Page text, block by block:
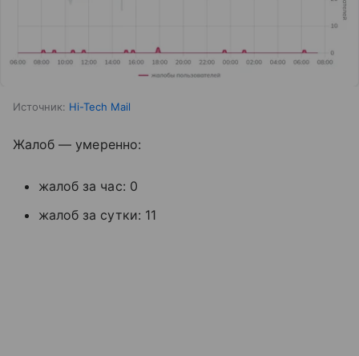
Источник: Hi-Tech Mail
Жалоб — умеренно:
жалоб за час: 0
жалоб за сутки: 11